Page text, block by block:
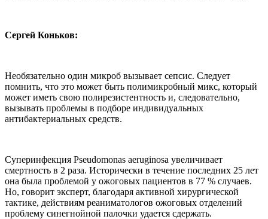
Сергей Коньков:
Необязательно один микроб вызывает сепсис. Следует
помнить, что это может быть полимикробный микс, который
может иметь свою полирезистентность и, следовательно,
вызывать проблемы в подборе индивидуальных
антибактериальных средств.
Суперинфекция Pseudomonas aeruginosa увеличивает
смертность в 2 раза. Исторически в течение последних 25 лет
она была проблемой у ожоговых пациентов в 77 % случаев.
Но, говорит эксперт, благодаря активной хирургической
тактике, действиям реаниматологов ожоговых отделений
проблему синегнойной палочки удается сдержать.